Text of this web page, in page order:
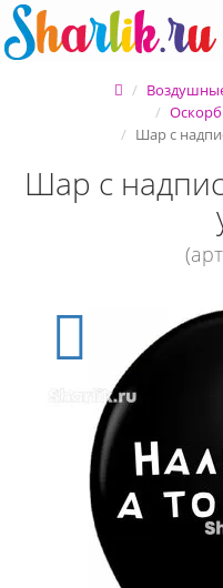
Шар с
Шар с